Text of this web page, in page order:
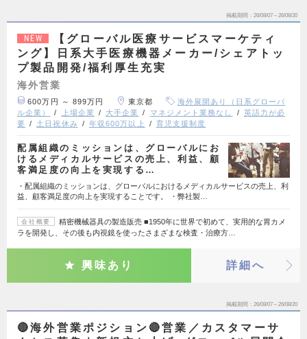
掲載期間 26/08/07～26/08/20
NEW
【グローバル医療サービスマーケティ
ング】日系大手医療機器メーカー/シェアトッ
プ製品開発/福利厚生充実
海外営業
600万円 ～ 899万円 東京都
海外展開あり（日系グローバ
ル企業）
上場企業 大手企業 マネジメント業務なし
英語力が必
要
土日祝休み 年収600万以上 育児支援制度
配属組織のミッションは、グローバルにお
けるメディカルサービスの売上、利益、顧
客満足度の向上を実現する…
・配属組織のミッションは、グローバルにおけるメディカルサービスの売上、利
益、顧客満足度の向上を実現することです。 ・弊社製…
会社概要
精密機械器具の製造販売 ■1950年に世界で初めて、実用的な胃カメ
ラを開発し、その後も内視鏡を使ったさまざまな検査・治療方…
興味あり 詳細へ
掲載期間 26/08/07～26/08/20
🔴海外営業ポジション🔴営業／カスタマーサ